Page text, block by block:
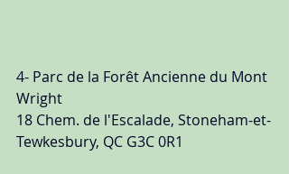
4- Parc de la Forêt Ancienne du Mont
Wright
18 Chem. de l'Escalade, Stoneham-et-
Tewkesbury, QC G3C 0R1